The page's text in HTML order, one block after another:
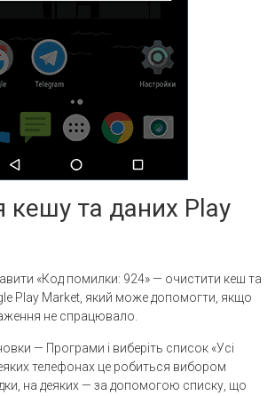
та даних Play
«Код помилки: 924» — очистити кеш та
Play Market, який може допомогти, якщо
не спрацювало.
— Програми і виберіть список «Усі
телефонах це робиться вибором
на деяких — за допомогою списку, що